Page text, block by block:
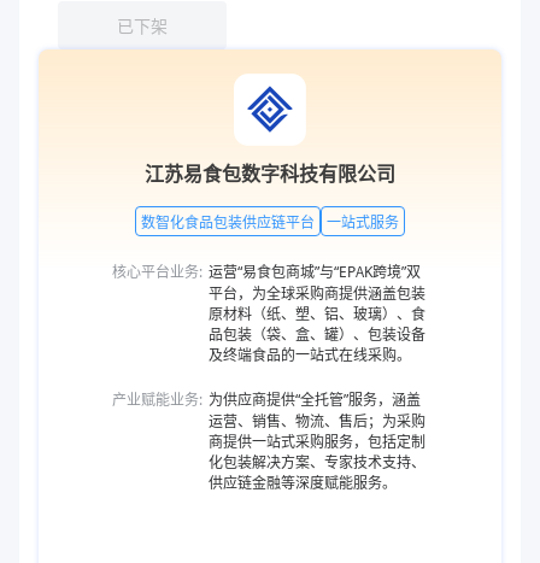
已下架
江苏易食包数字科技有限公司
数智化食品包装供应链平台 一站式服务
核心平台业务: 运营“易食包商城”与“EPAK跨境”双
平台，为全球采购商提供涵盖包装
原材料（纸、塑、铝、玻璃）、食
品包装（袋、盒、罐）、包装设备
及终端食品的一站式在线采购。
产业赋能业务: 为供应商提供“全托管”服务，涵盖
运营、销售、物流、售后；为采购
商提供一站式采购服务，包括定制
化包装解决方案、专家技术支持、
供应链金融等深度赋能服务。